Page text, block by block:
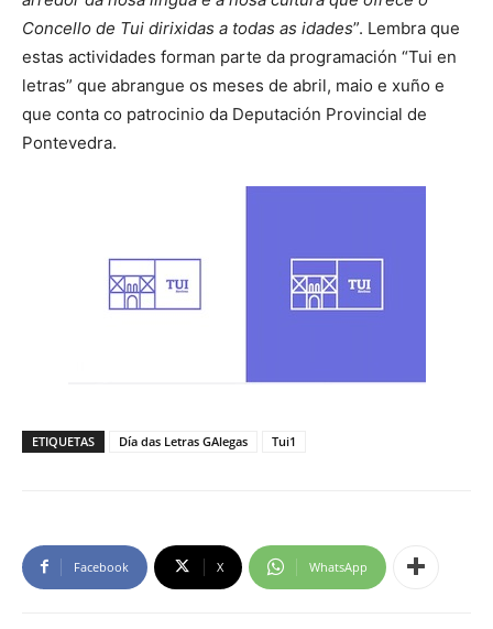
Concello de Tui dirixidas a todas as idades”. Lembra que
estas actividades forman parte da programación “Tui en
letras” que abrangue os meses de abril, maio e xuño e
que conta co patrocinio da Deputación Provincial de
Pontevedra.
ETIQUETAS Día das Letras GAlegas Tui1
Facebook X WhatsApp